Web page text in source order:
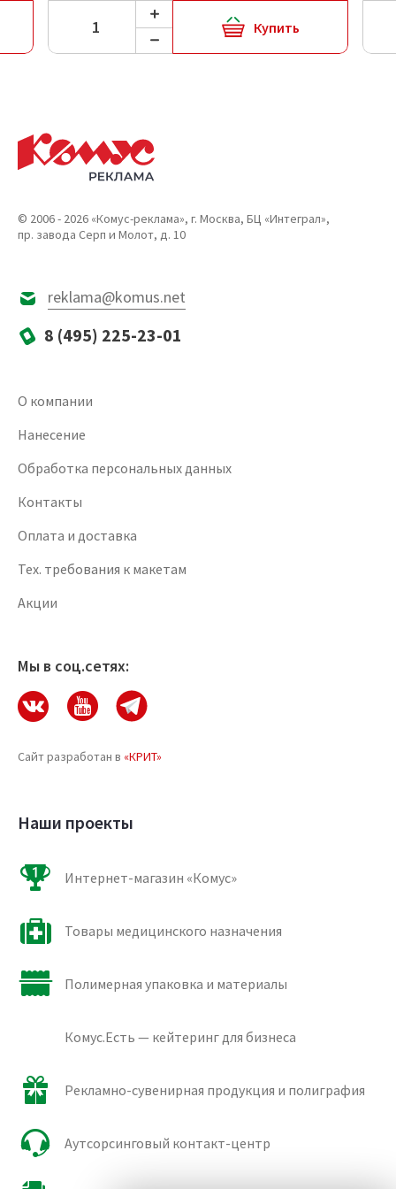
Купить
© 2006 - 2026 «Комус-реклама», г. Москва, БЦ «Интеграл»,
пр. завода Серп и Молот, д. 10
reklama@komus.net
8 (495) 225-23-01
О компании
Нанесение
Обработка персональных данных
Контакты
Оплата и доставка
Тех. требования к макетам
Акции
Мы в соц.сетях:
Сайт разработан в «КРИТ»
Наши проекты
Интернет-магазин «Комус»
Товары медицинского назначения
Полимерная упаковка и материалы
Комус.Есть — кейтеринг для бизнеса
Рекламно-сувенирная продукция и полиграфия
Аутсорсинговый контакт-центр